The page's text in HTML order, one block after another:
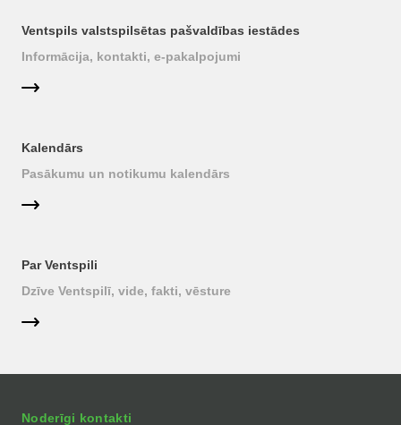
Ventspils valstspilsētas pašvaldības iestādes
Informācija, kontakti, e-pakalpojumi
Kalendārs
Pasākumu un notikumu kalendārs
Par Ventspili
Dzīve Ventspilī, vide, fakti, vēsture
Noderīgi kontakti